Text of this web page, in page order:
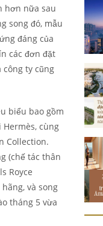
hơn nữa sau
song đó, mẫu
đáng của
các đơn đặt
công ty cũng
biểu bao gồm
cùng
Collection.
(chế tác thân
Royce
và song
tháng 5 vừa